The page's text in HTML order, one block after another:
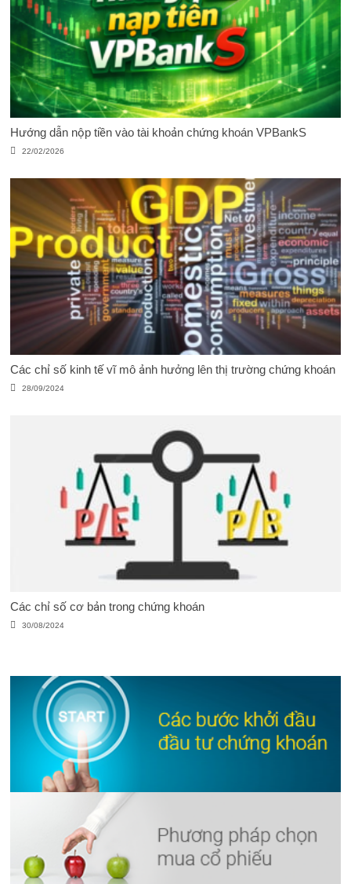
Hướng dẫn nộp tiền vào tài khoản chứng khoán VPBankS
22/02/2026
Các chỉ số kinh tế vĩ mô ảnh hưởng lên thị trường chứng khoán
28/09/2024
Các chỉ số cơ bản trong chứng khoán
30/08/2024